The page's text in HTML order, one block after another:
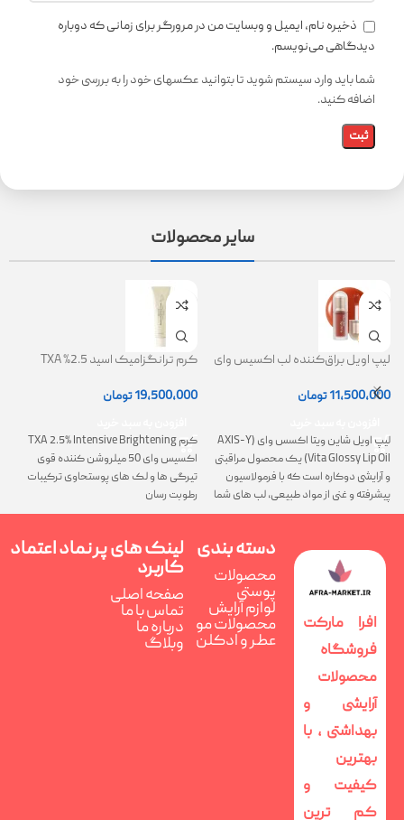
ذخیره نام، ایمیل و وبسایت من در مرورگر برای زمانی که دوباره
دیدگاهی می‌نویسم.
شما باید وارد سیستم شوید تا بتوانید عکسهای خود را به بررسی خود
اضافه کنید.
سایر محصولات
لیپ اویل براق‌کننده لب اکسیس وای
11,500,000تومان
لیپ اویل شاین ویتا اکسس وای (AXIS-Y
Vita Glossy Lip Oil) یک محصول مراقبتی
و آرایشی دوکاره است که با فرمولاسیون
پیشرفته و غنی از مواد طبیعی، لب های شما
را همزمان ترمیم، تغذیه و فوق العاده
کرم ترانگزامیک اسید 2.5% TXA
19,500,000تومان
کرم TXA 2.5% Intensive Brightening
اکسیس وای 50 میلروشن کننده قوی
تیرگی ها و لک های پوستحاوی ترکیبات
رطوبت رسان
افرا مارکت
فروشگاه
محصولات
آرایشی و
بهداشتی ، با
بهترین
کیفیت و
کم ترین
دسته بندی
محصولات
پوستی
لوازم آرایش
محصولات مو
عطر و ادکلن
لینک های پر
کاربرد
صفحه اصلی
تماس با ما
درباره ما
وبلاگ
نماد اعتماد